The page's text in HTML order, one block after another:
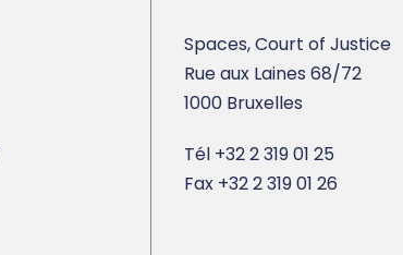
Spaces, Court of Justice
Rue aux Laines 68/72
1000 Bruxelles
Tél +32 2 319 01 25
Fax +32 2 319 01 26